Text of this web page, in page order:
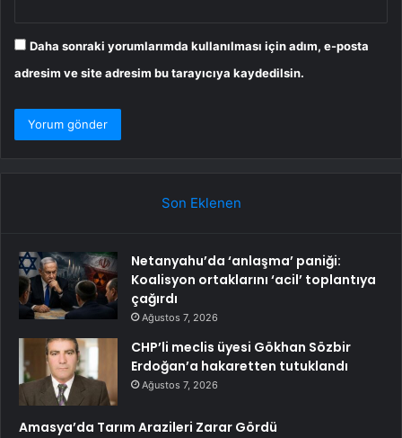
Daha sonraki yorumlarımda kullanılması için adım, e-posta
adresim ve site adresim bu tarayıcıya kaydedilsin.
Son Eklenen
Netanyahu’da ‘anlaşma’ paniği:
Koalisyon ortaklarını ‘acil’ toplantıya
çağırdı
Ağustos 7, 2026
CHP’li meclis üyesi Gökhan Sözbir
Erdoğan’a hakaretten tutuklandı
Ağustos 7, 2026
Amasya’da Tarım Arazileri Zarar Gördü